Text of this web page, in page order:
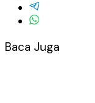
Baca Juga